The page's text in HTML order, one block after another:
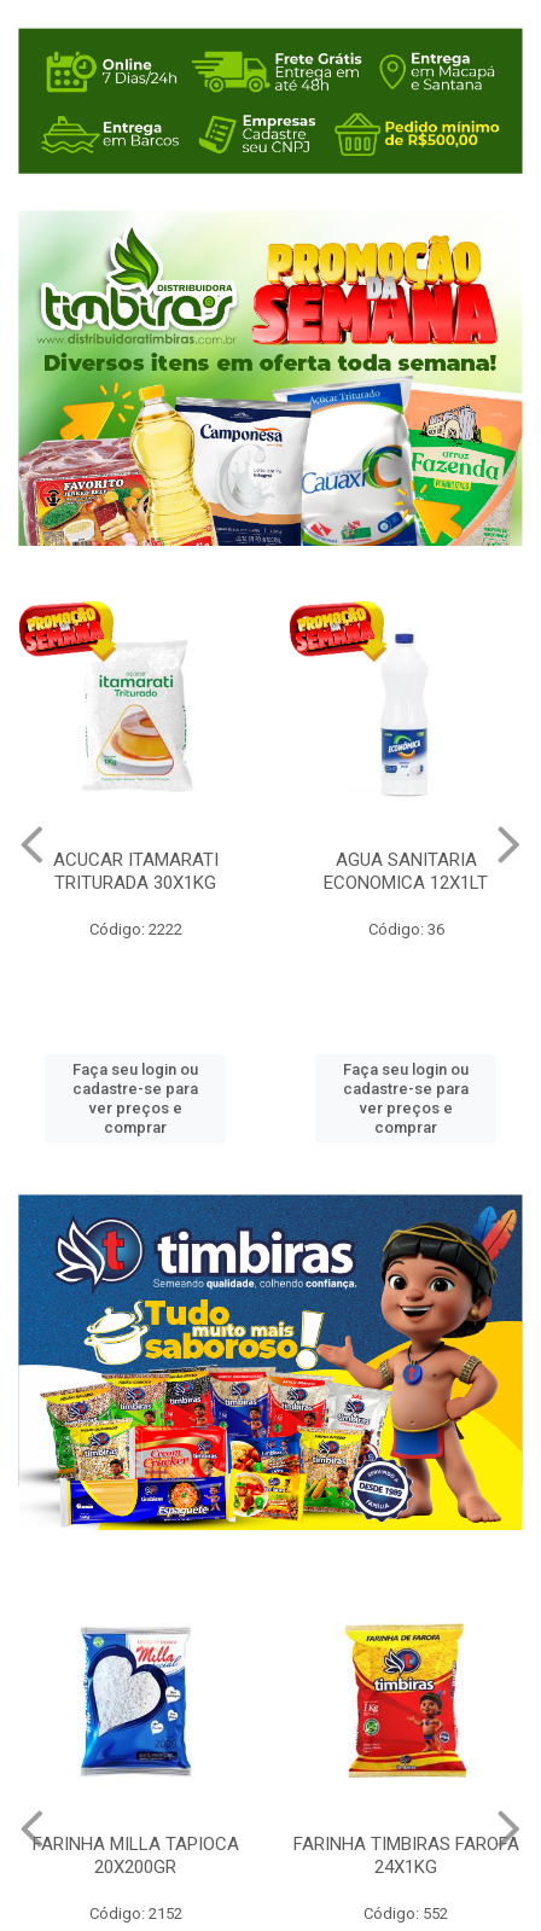
ACUCAR ITAMARATI
TRITURADA 30X1KG
Código: 2222
Faça seu login ou
cadastre-se para
ver preços e
comprar
AGUA SANITARIA
ECONOMICA 12X1LT
Código: 36
Faça seu login ou
cadastre-se para
ver preços e
comprar
FARINHA MILLA TAPIOCA
20X200GR
Código: 2152
FARINHA TIMBIRAS FAROFA
24X1KG
Código: 552